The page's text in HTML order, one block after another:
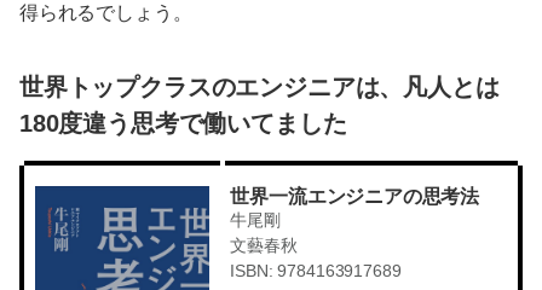
得られるでしょう。
世界トップクラスのエンジニアは、凡人とは
180度違う思考で働いてました
世界一流エンジニアの思考法
牛尾剛
文藝春秋
ISBN: 9784163917689